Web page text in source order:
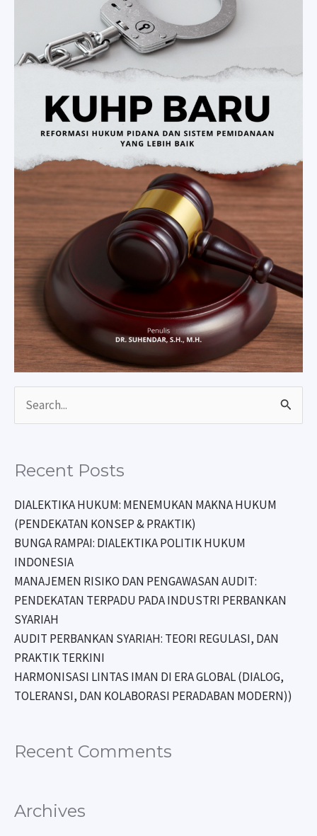
Search
for:
Recent Posts
DIALEKTIKA HUKUM: MENEMUKAN MAKNA HUKUM
(PENDEKATAN KONSEP & PRAKTIK)
BUNGA RAMPAI: DIALEKTIKA POLITIK HUKUM
INDONESIA
MANAJEMEN RISIKO DAN PENGAWASAN AUDIT:
PENDEKATAN TERPADU PADA INDUSTRI PERBANKAN
SYARIAH
AUDIT PERBANKAN SYARIAH: TEORI REGULASI, DAN
PRAKTIK TERKINI
HARMONISASI LINTAS IMAN DI ERA GLOBAL (DIALOG,
TOLERANSI, DAN KOLABORASI PERADABAN MODERN))
Recent Comments
Archives